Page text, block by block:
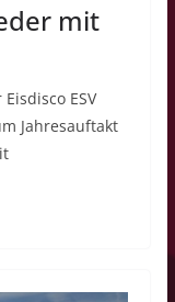
mit
ESV
Jahresauftakt